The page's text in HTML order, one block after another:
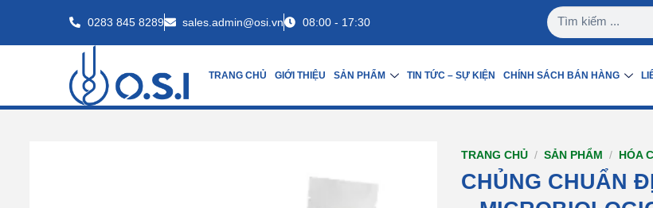
0283 845 8289 sales.admin@osi.vn 08:00 - 17:30
TRANG CHỦ GIỚI THIỆU SẢN PHẨM TIN TỨC – SỰ KIỆN CHÍNH SÁCH BÁN HÀNG
TRANG CHỦ / SẢN PHẨM / HÓA
CHỦNG CHUẨN